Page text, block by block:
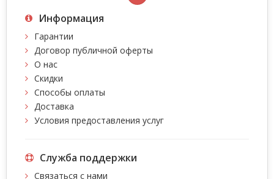
Информация
Гарантии
Договор публичной оферты
О нас
Скидки
Способы оплаты
Доставка
Условия предоставления услуг
Служба поддержки
Связаться с нами